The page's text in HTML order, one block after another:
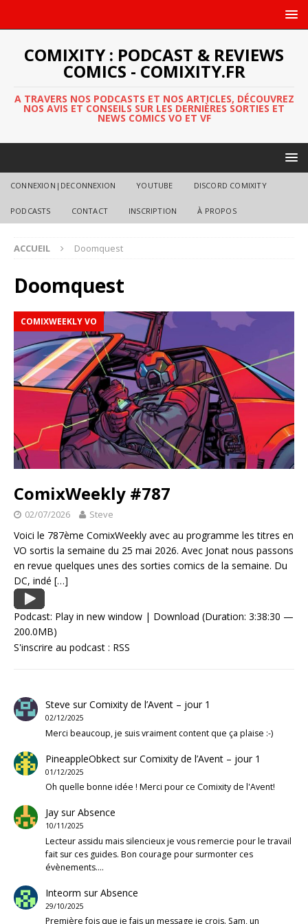
COMIXITY : PODCAST & REVIEWS
COMICS - COMIXITY.FR
A TRAVERS NOS PODCASTS ET NOS ARTICLES, DÉCOUVREZ
NOS AVIS ET CONSEILS SUR LES DERNIÈRES SORTIES ET
NEWS COMICS VO ET VF
CONNEXION|DECONNEXION YOUTUBE DISCORD COMIXITY
PODCASTS CONTACT INSCRIPTION À PROPOS
ACCUEIL Doomquest
Doomquest
COMIXWEEKLY VO
ComixWeekly #787
02/07/2026 Steve
Voici le 787ème ComixWeekly avec au programme les titres en
VO sortis la semaine du 25 mai 2026. Avec Jonat nous passons
en revue quelques unes des sorties comics de la semaine. Du
DC, indé […]
Podcast: Play in new window | Download (Duration: 3:38:30 —
200.0MB)
S'inscrire au podcast : RSS
Steve surComixity de l’Avent – jour 1
02/12/2025
Merci beaucoup, je suis vraiment content que ça plaise :-)
PineappleObkectsurComixity de l’Avent – jour 1
01/12/2025
Oh quelle bonne idée ! Merci pour ce Comixity de l'Avent!
JaysurAbsence
10/11/2025
Lecteur assidu mais silencieux je vous remercie pour le travail
fait sur ces guides. Bon courage pour surmonter ces
évènements.…
Inteorm surAbsence
29/10/2025
Première fois que je fais un message je crois. Sam, un